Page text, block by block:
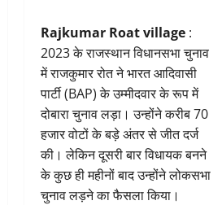
Rajkumar Roat village :
2023 के राजस्थान विधानसभा चुनाव
में राजकुमार रोत ने भारत आदिवासी
पार्टी (BAP) के उम्मीदवार के रूप में
दोबारा चुनाव लड़ा। उन्होंने करीब 70
हजार वोटों के बड़े अंतर से जीत दर्ज
की। लेकिन दूसरी बार विधायक बनने
के कुछ ही महीनों बाद उन्होंने लोकसभा
चुनाव लड़ने का फैसला किया।